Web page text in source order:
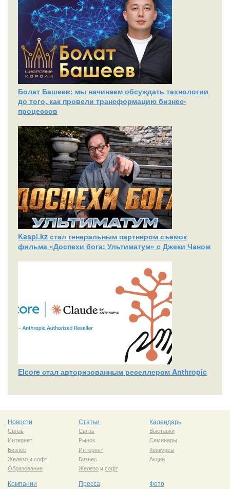
Болат Башеев: мы начинаем обсуждать технологии
до того, как провели трансформацию бизнес-
процессов
Kaspi.kz стал генеральным партнером съемок
фильма «Доспехи бога: Ультиматум» с Джеки Чаном
Elcore стал авторизованным реселлером Anthropic
Новости
Связь
Интернет
Бизнес
Железоисофт
Образование
Статьи
Связь
Рынок
Интернет
Бизнес
Железоисофт
Календарь
Выставки
Семинары
Конкурсы
Акции
Компании Пресса Фото